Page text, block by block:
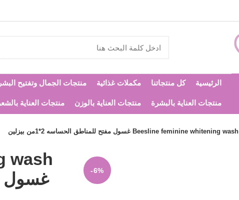
الرئيسية كل منتجاتنا مكملات غذائية منتجات الجمال وتفتيح
منتجات العناية بالبشرة منتجات العناية بالوزن منتجات العناية
Beesline feminine whitening wash غسول مفتح للمناطق الحساسه 2*1من بيزلين
-6%
wash